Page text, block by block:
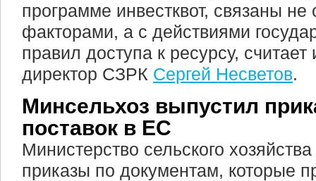
программе инвестквот, связаны
факторами, а с действиями
правил доступа к ресурсу,
директор СЗРК Сергей Несветов.
Минсельхоз выпустил
поставок в ЕС
Министерство сельского
приказы по документам, которые